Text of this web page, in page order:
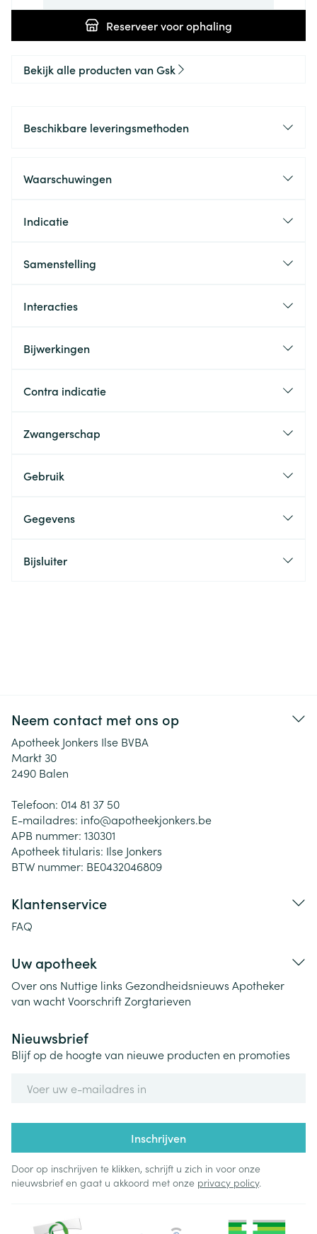
Reserveervoor ophaling
Bekijk alle producten van Gsk
Beschikbare leveringsmethoden
Waarschuwingen
Indicatie
Samenstelling
Interacties
Bijwerkingen
Contra indicatie
Zwangerschap
Gebruik
Gegevens
Bijsluiter
Neem contact met ons op
Apotheek Jonkers Ilse BVBA
Markt 30
2490 Balen
Telefoon: 014 81 37 50
E-mailadres: info@apotheekjonkers.be
APB nummer: 130301
Apotheek titularis: Ilse Jonkers
BTW nummer: BE0432046809
Klantenservice
FAQ
Uw apotheek
Over ons Nuttige links Gezondheidsnieuws Apotheker
van wachtVoorschriftZorgtarieven
Nieuwsbrief
Blijf op de hoogte van nieuwe producten en promoties
Inschrijven
Door op inschrijven te klikken, schrijft u zich in voor onze
nieuwsbrief en gaat u akkoord met onze privacy policy.